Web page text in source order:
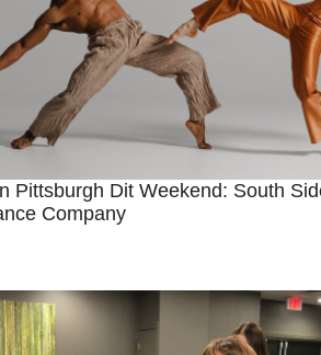
Pittsburgh Dit Weekend: South
Company